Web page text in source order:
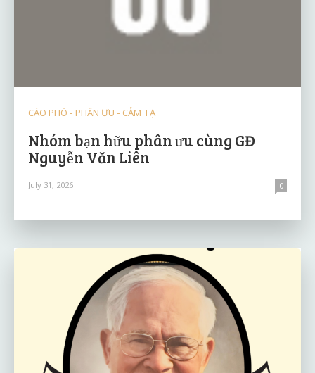
CÁO PHÓ - PHÂN ƯU - CẢM TẠ
Nhóm bạn hữu phân ưu cùng GĐ
Nguyễn Văn Liên
July 31, 2026 0